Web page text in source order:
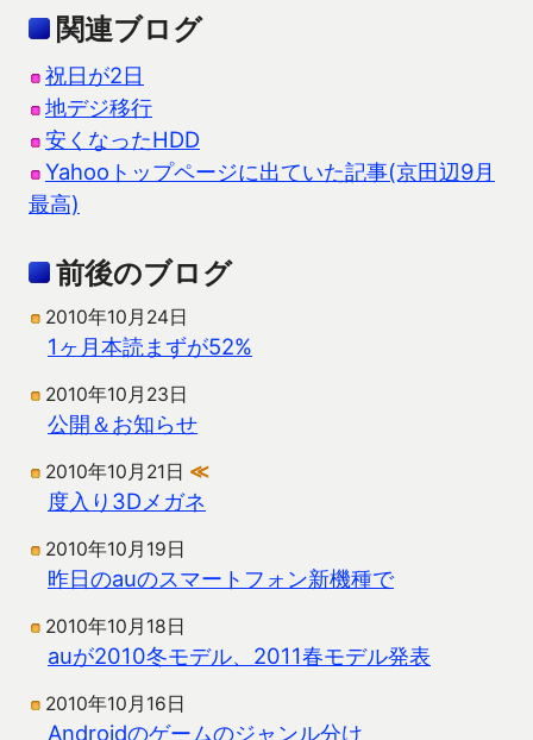
関連ブログ
祝日が2日
地デジ移行
安くなったHDD
Yahooトップページに出ていた記事(京田辺9月
最高)
前後のブログ
2010年10月24日
1ヶ月本読まずが52%
2010年10月23日
公開＆お知らせ
2010年10月21日 ≪
度入り3Dメガネ
2010年10月19日
昨日のauのスマートフォン新機種で
2010年10月18日
auが2010冬モデル、2011春モデル発表
2010年10月16日
Androidのゲームのジャンル分け